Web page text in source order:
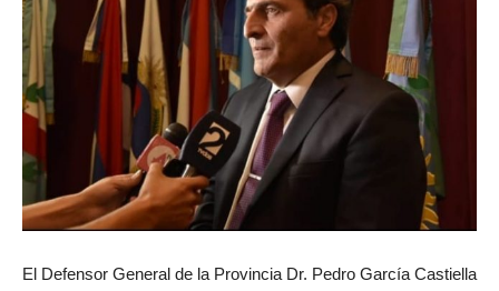
El Defensor General de la Provincia Dr. Pedro García Castiella